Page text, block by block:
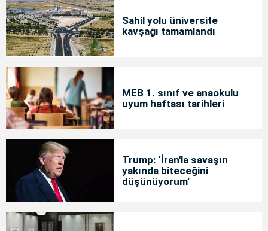
Sahil yolu üniversite
kavşağı tamamlandı
MEB 1. sınıf ve anaokulu
uyum haftası tarihleri
Trump: ‘İran'la savaşın
yakında biteceğini
düşünüyorum’